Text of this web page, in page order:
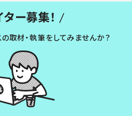
ー募集！
取材・執筆をしてみませんか？